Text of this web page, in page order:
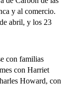
y al comercio.
abril, y los 23
con familias
con Harriet
Howard, con